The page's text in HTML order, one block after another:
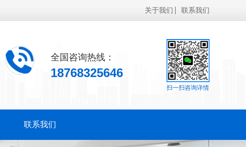
关于我们 联系我们
扫一扫咨询详情
全国咨询热线：
18768325646
联系我们